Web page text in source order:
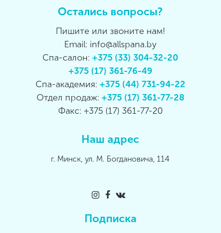
Остались вопросы?
Пишите или звоните нам!
Email: info@allspana.by
Спа-салон:+375 (33) 304-32-20
+375 (17) 361-76-49
Спа-академия: +375 (44) 731-94-22
Отдел продаж: +375 (17) 361-77-28
Факс: +375 (17) 361-77-20
Наш адрес
г. Минск, ул. М. Богдановича, 114
Подписка